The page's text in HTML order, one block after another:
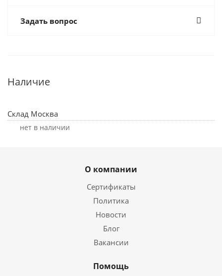
Задать вопрос
Наличие
Склад Москва
Нет в наличии
О компании
Сертификаты
Политика
Новости
Блог
Вакансии
Помощь